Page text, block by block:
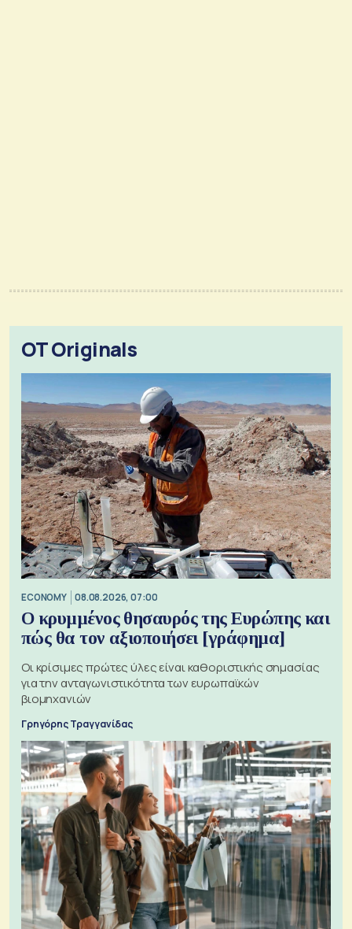
OT Originals
ECONOMY 08.08.2026, 07:00
Ο κρυμμένος θησαυρός της Ευρώπης και
πώς θα τον αξιοποιήσει [γράφημα]
Οι κρίσιμες πρώτες ύλες είναι καθοριστικής σημασίας
για την ανταγωνιστικότητα των ευρωπαϊκών
βιομηχανιών
Γρηγόρης Τραγγανίδας